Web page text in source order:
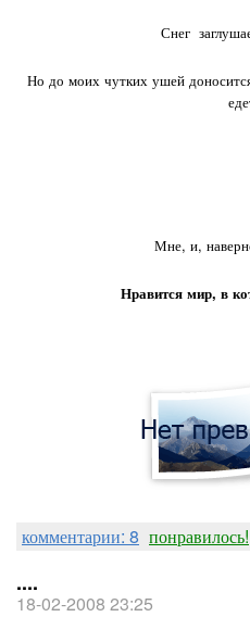
Снег
Но до моих чутких ушей
Мне, и,
Нравится мир, в
комментарии: 8 понравилось!
....
18-02-2008 23:25